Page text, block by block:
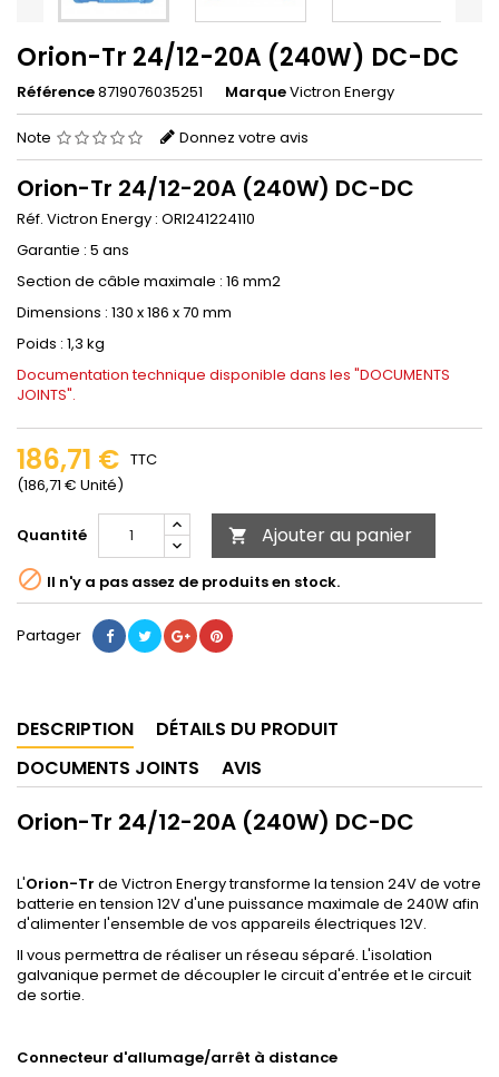
Orion-Tr 24/12-20A (240W) DC-DC
Référence8719076035251 MarqueVictron Energy
Note Donnez votre avis
Orion-Tr 24/12-20A (240W) DC-DC
Réf. Victron Energy : ORI241224110
Garantie : 5 ans
Section de câble maximale : 16 mm2
Dimensions : 130 x 186 x 70 mm
Poids : 1,3 kg
Documentation technique disponible dans les "DOCUMENTS
JOINTS".
186,71 €
(186,71 € Unité)
TTC
Quantité  Ajouter au panier
 Il n'y a pas assez de produits en stock.
Partager
DESCRIPTION
DÉTAILS DU PRODUIT
DOCUMENTS JOINTS
AVIS
Orion-Tr 24/12-20A (240W) DC-DC
L'Orion-Tr de Victron Energy transforme la tension 24V de votre
batterie en tension 12V d'une puissance maximale de 240W afin
d'alimenter l'ensemble de vos appareils électriques 12V.
Il vous permettra de réaliser un réseau séparé. L'isolation
galvanique permet de découpler le circuit d'entrée et le circuit
de sortie.
Connecteur d'allumage/arrêt à distance